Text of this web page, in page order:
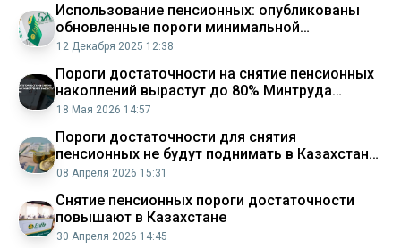
Использование пенсионных: опубликованы
обновленные пороги минимальной
достаточности
12 Декабря 2025 12:38
Пороги достаточности на снятие пенсионных
накоплений вырастут до 80% Минтруда
Аналитический интернет журнал Власть
18 Мая 2026 14:57
Пороги достаточности для снятия
пенсионных не будут поднимать в Казахстане
в этом году
08 Апреля 2026 15:31
Снятие пенсионных пороги достаточности
повышают в Казахстане
30 Апреля 2026 14:45